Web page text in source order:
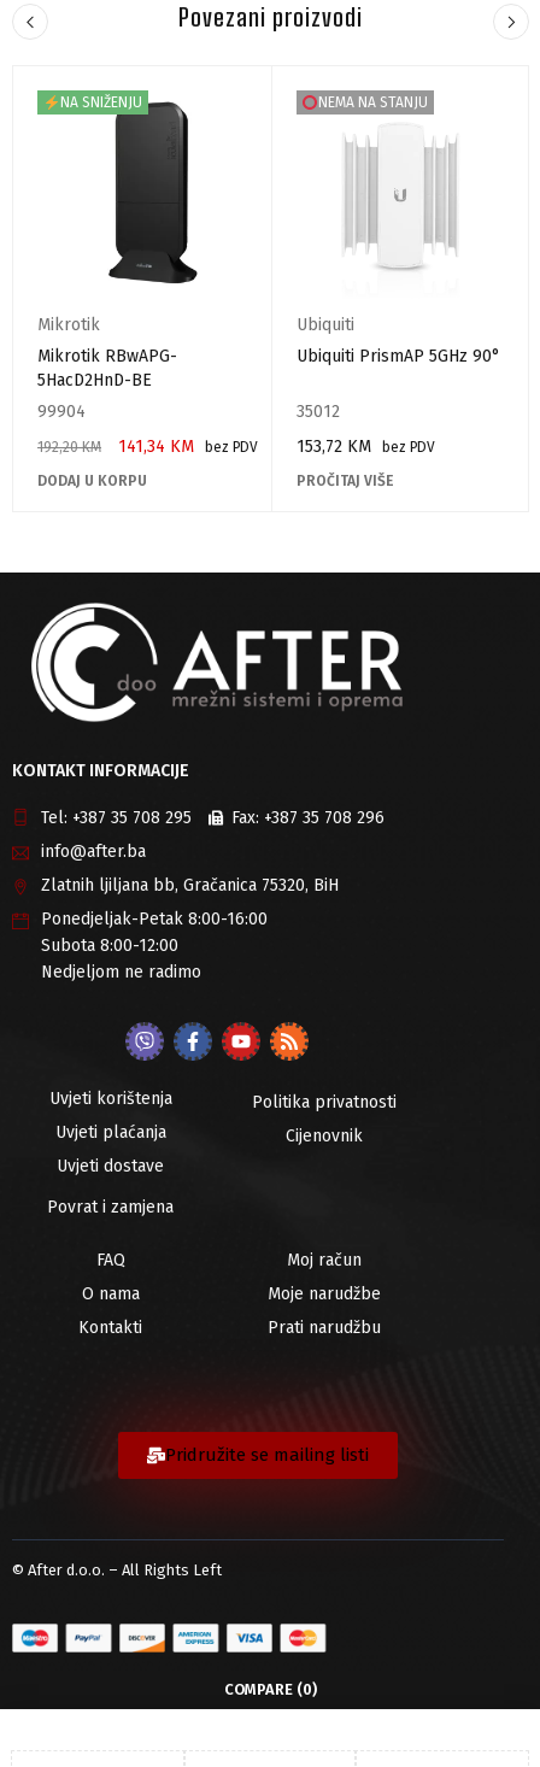
Povezani proizvodi
NA SNIŽENJU
Mikrotik
Mikrotik RBwAPG-
5HacD2HnD-BE
99904
192,20KM 141,34 KM
bez PDV
DODAJ U KORPU
NEMA NA STANJU
Ubiquiti
Ubiquiti PrismAP 5GHz 90°
35012
153,72 KM
bez PDV
PROČITAJ VIŠE
KONTAKT INFORMACIJE
Tel: +387 35 708 295 Fax: +387 35 708 296
info@after.ba
Zlatnih ljiljana bb, Gračanica 75320, BiH
Ponedjeljak-Petak 8:00-16:00
Subota 8:00-12:00
Nedjeljom ne radimo
Uvjeti korištenja
Uvjeti plaćanja
Uvjeti dostave
Povrat i zamjena
Politika privatnosti
Cijenovnik
FAQ
O nama
Kontakti
Moj račun
Moje narudžbe
Prati narudžbu
Pridružite se mailing listi
© After d.o.o. – All Rights Left
COMPARE (0)